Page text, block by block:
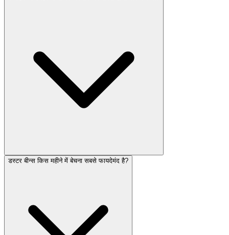
डस्टर बीन्स किस महीने में बेचना सबसे फायदेमंद है?